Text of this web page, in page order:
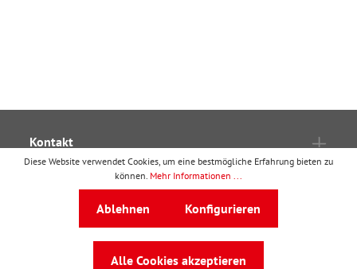
Kontakt
Diese Website verwendet Cookies, um eine bestmögliche Erfahrung bieten zu
können. Mehr Informationen ...
Ablehnen Konfigurieren
Alle Cookies akzeptieren